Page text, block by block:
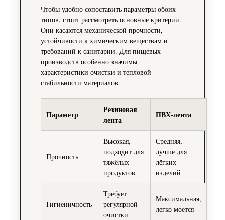
Чтобы удобно сопоставить параметры обоих
типов, стоит рассмотреть основные критерии.
Они касаются механической прочности,
устойчивости к химическим веществам и
требований к санитарии. Для пищевых
производств особенно значимы
характеристики очистки и тепловой
стабильности материалов.
Параметр
Резиновая
лента
ПВХ‑лента
Прочность
Высокая,
подходит для
тяжёлых
продуктов
Средняя,
лучше для
лёгких
изделий
Гигиеничность
Требует
регулярной
очистки
Максимальная,
легко моется